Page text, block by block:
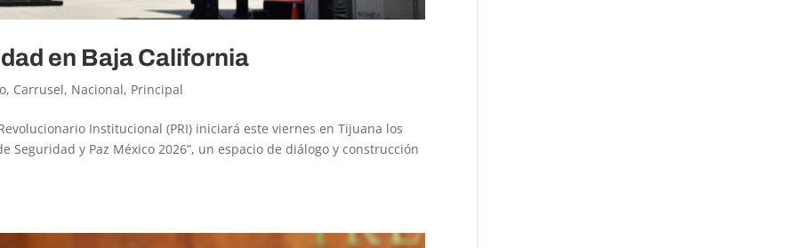
en Baja California
, Carrusel, Nacional, Principal
Institucional (PRI) iniciará este viernes en Tijuana los
Seguridad y Paz México 2026”, un espacio de diálogo y construcción